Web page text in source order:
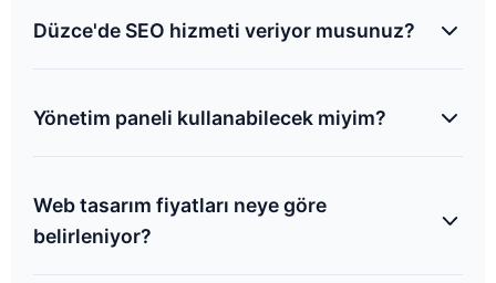
siteler telefon, tablet ve masaüstü cihazlarda %100
Düzce'de SEO hizmeti veriyor musunuz?
çevresindeki aramalarda üst sıralara taşıyoruz.
Yönetim paneli kullanabilecek miyim?
sayesinde kod bilgisine ihtiyaç duymadan
içeriklerinizi güncelleyebilirsiniz.
Web tasarım fiyatları neye göre
belirleniyor?